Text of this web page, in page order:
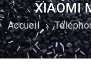
XIAOMI
Accueil ›